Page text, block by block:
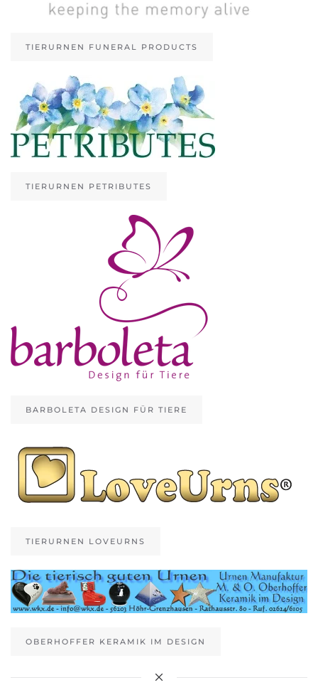
TIERURNEN FUNERAL PRODUCTS
TIERURNEN PETRIBUTES
BARBOLETA DESIGN FÜR TIERE
TIERURNEN LOVEURNS
OBERHOFFER KERAMIK IM DESIGN